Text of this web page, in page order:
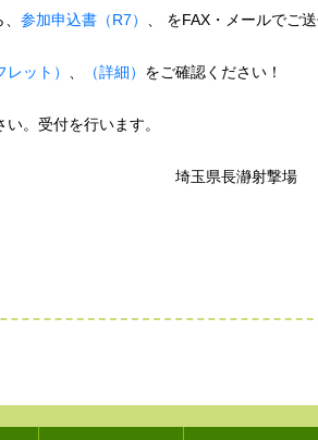
参加申込書（R7） 、 をFAX・メールでご
ット） （詳細） をご確認ください！
。受付を行います。
瀞射撃場